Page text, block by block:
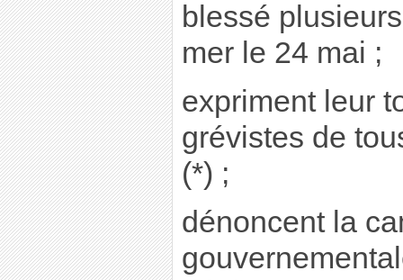
blessé
mer le 24 mai ;
expriment leur
grévistes de
(*) ;
dénoncent la